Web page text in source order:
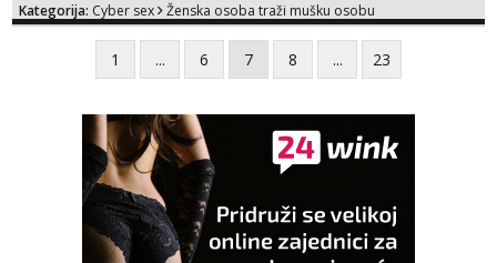
u svim kombinacijama❗videa raznih na
biranje❗cam2cam koji još nisi doživio❗vruće
tipkanje❗radim materijal po želji 😈 Radim
PROVJERU AUTENTIČNOSTI video pozivom
091 912 3322...
Kategorija: Cyber sex Ženska osoba traži mušku osobu
1 ... 6 7 8 ... 23